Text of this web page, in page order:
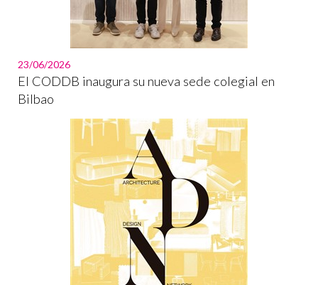
23/06/2026
El CODDB inaugura su nueva sede colegial en
Bilbao